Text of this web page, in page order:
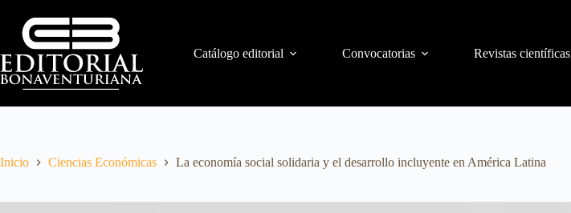
Catálogo editorial Convocatorias Revistas científicas
Inicio Ciencias Económicas La economía social solidaria y el desarrollo incluyente en América Latina